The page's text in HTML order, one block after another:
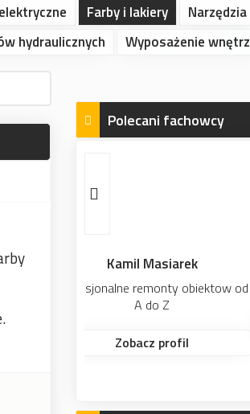
Farby i lakiery
Narzędzia
hydraulicznych Wyposażenie wnętrz
Polecani fachowcy
Marcin Idczak
Solidnie i dokladnie